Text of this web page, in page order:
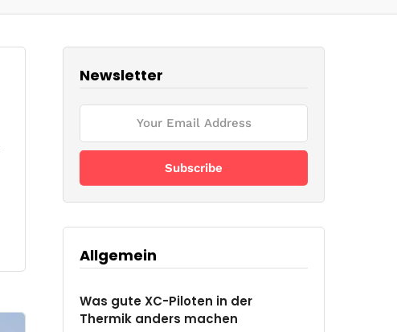
Newsletter
Allgemein
Was gute XC-Piloten in der
Thermik anders machen